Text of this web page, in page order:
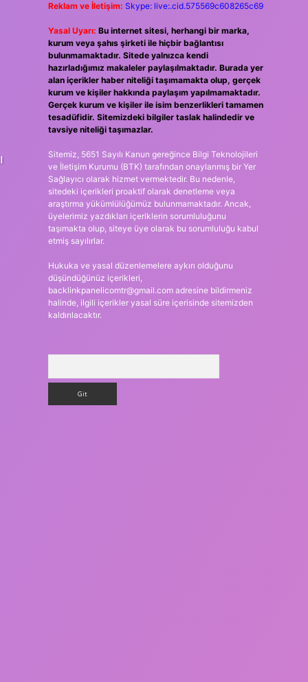
Reklam ve İletişim: Skype: live:.cid.575569c608265c69
Yasal Uyarı: Bu internet sitesi, herhangi bir marka,
kurum veya şahıs şirketi ile hiçbir bağlantısı
bulunmamaktadır. Sitede yalnızca kendi
hazırladığımız makaleler paylaşılmaktadır. Burada yer
alan içerikler haber niteliği taşımamakta olup, gerçek
kurum ve kişiler hakkında paylaşım yapılmamaktadır.
Gerçek kurum ve kişiler ile isim benzerlikleri tamamen
tesadüfidir. Sitemizdeki bilgiler taslak halindedir ve
tavsiye niteliği taşımazlar.
Sitemiz, 5651 Sayılı Kanun gereğince Bilgi Teknolojileri
ve İletişim Kurumu (BTK) tarafından onaylanmış bir Yer
Sağlayıcı olarak hizmet vermektedir. Bu nedenle,
sitedeki içerikleri proaktif olarak denetleme veya
araştırma yükümlülüğümüz bulunmamaktadır. Ancak,
üyelerimiz yazdıkları içeriklerin sorumluluğunu
taşımakta olup, siteye üye olarak bu sorumluluğu kabul
etmiş sayılırlar.
Hukuka ve yasal düzenlemelere aykırı olduğunu
düşündüğünüz içerikleri,
backlinkpanelicomtr@gmail.comadresine bildirmeniz
halinde, ilgili içerikler yasal süre içerisinde sitemizden
kaldırılacaktır.